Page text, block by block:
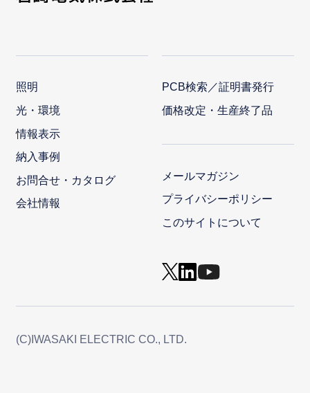
照明
光・環境
情報表示
納入事例
お問合せ・カタログ
会社情報
PCB検索／証明書発行
価格改定・生産終了品
メールマガジン
プライバシーポリシー
このサイトについて
(C)IWASAKI ELECTRIC CO., LTD.